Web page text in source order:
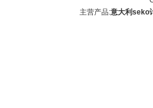
主营产品:意大利seko